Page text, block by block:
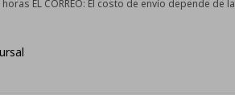
EL CORREO: El costo de envío depende de la